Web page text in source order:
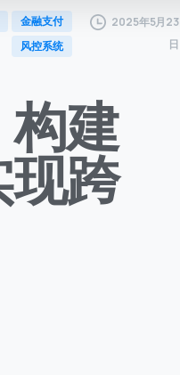
金融支付
风控系统
2025年5月23
日
建
跨